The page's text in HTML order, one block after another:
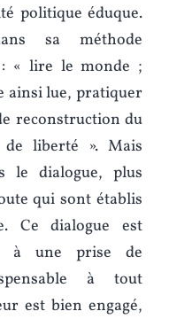
politique éduque.
sa méthode
: « lire le monde ;
ainsi lue, pratiquer
reconstruction du
liberté ». Mais
le dialogue, plus
qui sont établis
Ce dialogue est
à une prise de
à tout
est bien engagé,